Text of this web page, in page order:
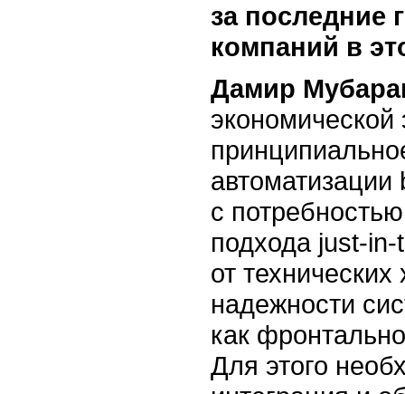
за последние
компаний в
Дамир
экономической
автоматизации
с
подхода just-in-
от
надежности
как
Для этого